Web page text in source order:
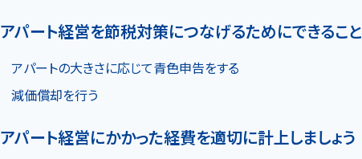
アパート経営を節税対策につなげるためにできること
アパートの大きさに応じて青色申告をする
減価償却を行う
アパート経営にかかった経費を適切に計上しましょう